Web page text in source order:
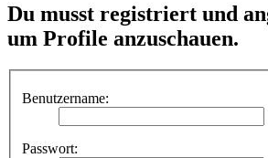
Du musst registriert und
um Profile anzuschauen.
Benutzername:
Passwort: